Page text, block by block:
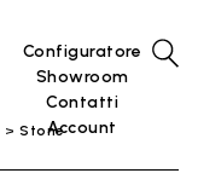
Configuratore
Showroom
Contatti
Account
Stone